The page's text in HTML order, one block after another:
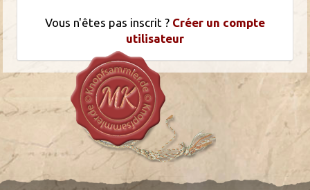
Vous n'êtes pas inscrit ? Créer un compte
utilisateur